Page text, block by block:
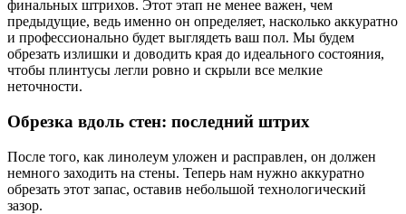
финальных штрихов. Этот этап не менее важен, чем
предыдущие, ведь именно он определяет, насколько аккуратно
и профессионально будет выглядеть ваш пол. Мы будем
обрезать излишки и доводить края до идеального состояния,
чтобы плинтусы легли ровно и скрыли все мелкие
неточности.
Обрезка вдоль стен: последний штрих
После того, как линолеум уложен и расправлен, он должен
немного заходить на стены. Теперь нам нужно аккуратно
обрезать этот запас, оставив небольшой технологический
зазор.